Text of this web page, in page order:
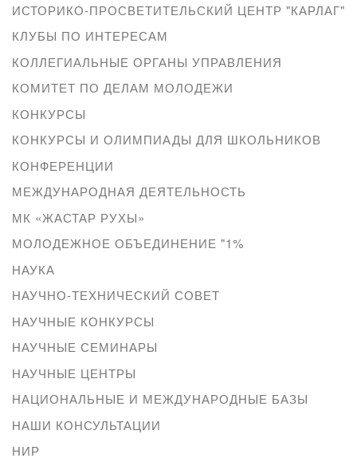
ИСТОРИКО-ПРОСВЕТИТЕЛЬСКИЙ ЦЕНТР "КАРЛАГ"
КЛУБЫ ПО ИНТЕРЕСАМ
КОЛЛЕГИАЛЬНЫЕ ОРГАНЫ УПРАВЛЕНИЯ
КОМИТЕТ ПО ДЕЛАМ МОЛОДЕЖИ
КОНКУРСЫ
КОНКУРСЫ И ОЛИМПИАДЫ ДЛЯ ШКОЛЬНИКОВ
КОНФЕРЕНЦИИ
МЕЖДУНАРОДНАЯ ДЕЯТЕЛЬНОСТЬ
МК «ЖАСТАР РУХЫ»
МОЛОДЕЖНОЕ ОБЪЕДИНЕНИЕ "1%
НАУКА
НАУЧНО-ТЕХНИЧЕСКИЙ СОВЕТ
НАУЧНЫЕ КОНКУРСЫ
НАУЧНЫЕ СЕМИНАРЫ
НАУЧНЫЕ ЦЕНТРЫ
НАЦИОНАЛЬНЫЕ И МЕЖДУНАРОДНЫЕ БАЗЫ
НАШИ КОНСУЛЬТАЦИИ
НИР